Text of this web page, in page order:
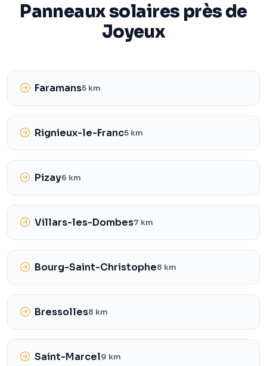
Panneaux solaires près de
Joyeux
Faramans5 km
Rignieux-le-Franc5 km
Pizay6 km
Villars-les-Dombes7 km
Bourg-Saint-Christophe8 km
Bressolles8 km
Saint-Marcel9 km